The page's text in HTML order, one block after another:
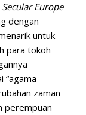
Europe
dengan
untuk
para tokoh
“agama
zaman
perempuan